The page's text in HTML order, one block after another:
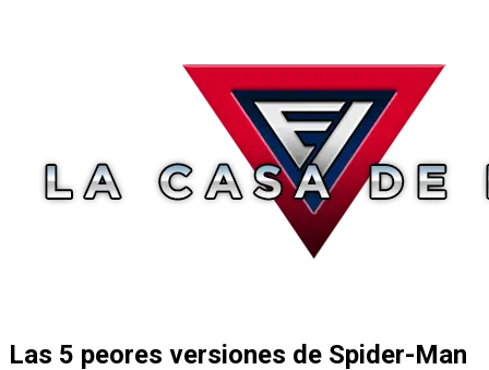
Las 5 peores versiones de Spider-Man